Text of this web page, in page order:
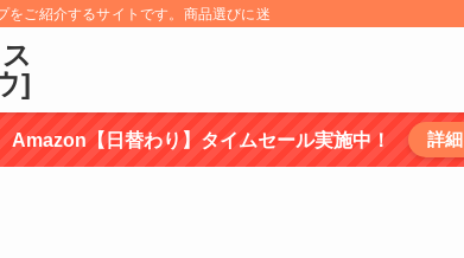
ご紹介するサイトです。商品選びに迷うものについては、商品の特
]
Amazon【日替わり】タイムセール実施中！ 詳